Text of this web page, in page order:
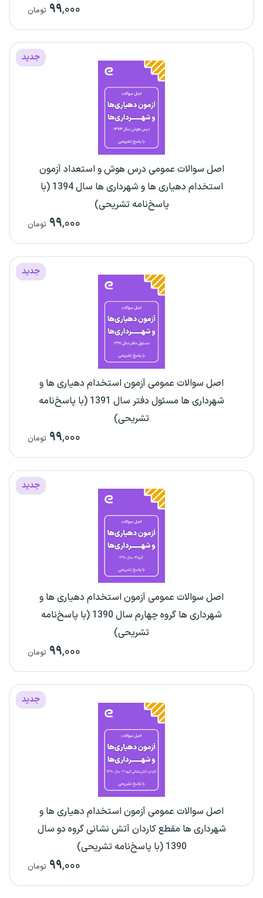
۹۹,۰۰۰ تومان
جدید
اصل سوالات عمومی درس هوش و استعداد آزمون
استخدام دهیاری ها و شهرداری ها سال 1394 (با
پاسخ‌نامه تشریحی)
۹۹,۰۰۰ تومان
جدید
اصل سوالات عمومی آزمون استخدام دهیاری ها و
شهرداری ها مسئول دفتر سال 1391 (با پاسخ‌نامه
تشریحی)
۹۹,۰۰۰ تومان
جدید
اصل سوالات عمومی آزمون استخدام دهیاری ها و
شهرداری ها گروه چهارم سال 1390 (با پاسخ‌نامه
تشریحی)
۹۹,۰۰۰ تومان
جدید
اصل سوالات عمومی آزمون استخدام دهیاری ها و
شهرداری ها مقطع کاردان آتش نشانی گروه دو سال
1390 (با پاسخ‌نامه تشریحی)
۹۹,۰۰۰ تومان